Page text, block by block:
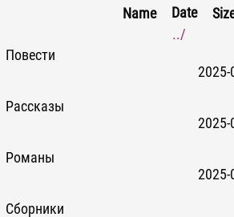
Name Date
../
Повести
2025-
Рассказы
2025-
Романы
2025-
Сборники